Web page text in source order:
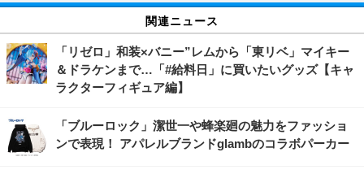
関連ニュース
「リゼロ」和装×バニー”レムから「東リベ」マイキー
＆ドラケンまで…「#給料日」に買いたいグッズ【キャ
ラクターフィギュア編】
「ブルーロック」潔世一や蜂楽廻の魅力をファッショ
ンで表現！ アパレルブランドglambのコラボパーカー